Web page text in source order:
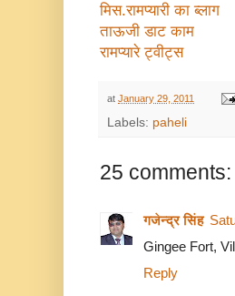
मिस.रामप्यारी का ब्लाग
ताऊजी डाट काम
रामप्यारे ट्वीट्स
at January 29, 2011
Labels: paheli
25 comments:
गजेन्द्र सिंह
Gingee Fort,
Reply